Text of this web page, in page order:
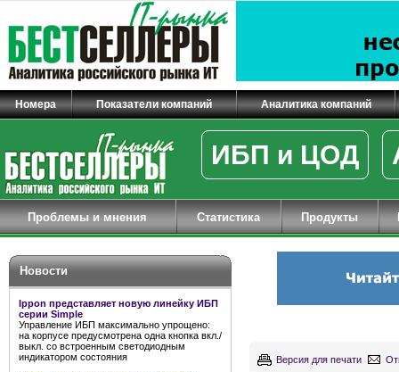
Номера Показатели компаний Аналитика компаний
ИБП и ЦОД
Проблемы и мнения Статистика Продукты
Новости
Ippon представляет новую линейку ИБП
серии Simple
Управление ИБП максимально упрощено:
на корпусе предусмотрена одна кнопка вкл./
выкл. со встроенным светодиодным
индикатором состояния
Версия для печати